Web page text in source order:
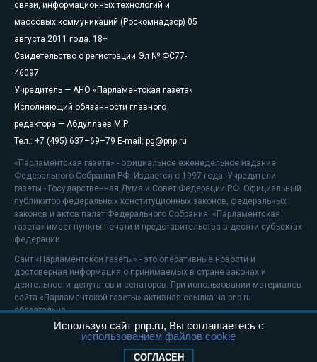
связи, информационных технологий и
массовых коммуникаций (Роскомнадзор) 05
августа 2011 года. 18+
Свидетельство о регистрации Эл № ФС77-
46097
Учредитель — АНО «Парламентская газета»
Исполняющий обязанности главного
редактора — Абдуллаев М.Р.
Тел.: +7 (495) 637–69–79 E-mail: pg@pnp.ru
«Парламентская газета» - официальное еженедельное издание
Федерального Собрания РФ. Издается с 1997 года. Учредители
газеты - Государственная Дума и Совет Федерации РФ. Официальный
публикатор федеральных конституционных законов, федеральных
законов и актов палат Федерального Собрания. «Парламентская
газета» имеет пункты печати и представительства в десяти субъектах
федерации.
Сайт «Парламентской газеты» - это оперативные новости и
достоверная информация о принимаемых в стране законах и
деятельности депутатов и сенаторов. При использовании материалов
сайта «Парламентской газеты» активная ссылка на pnp.ru
обязательна.
На информационном ресурсе применяютсярекомендательные
Положение о защите персональных данных
Используя сайт pnp.ru, Вы соглашаетесь с
использованием файлов cookie
СОГЛАСЕН